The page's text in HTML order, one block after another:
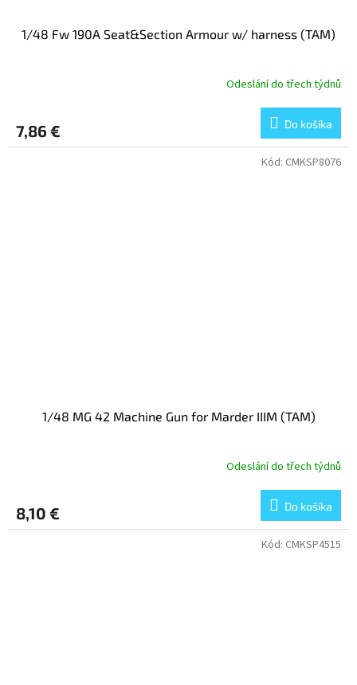
1/48 Fw 190A Seat&Section Armour w/ harness (TAM)
Odeslání do třech týdnů
7,86 € Do košíka
1/48 MG 42 Machine Gun for Marder IIIM (TAM)
Odeslání do třech týdnů
8,10 € Do košíka
Kód: CMKSP8076
Kód: CMKSP4515